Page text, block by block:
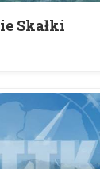
Skałki